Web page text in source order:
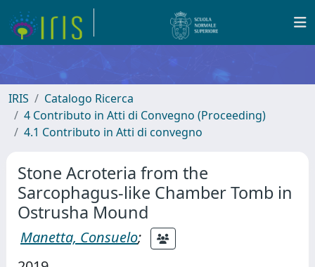
IRIS
Catalogo Ricerca
4 Contributo in Atti di Convegno (Proceeding)
4.1 Contributo in Atti di convegno
Stone Acroteria from the
Sarcophagus-like Chamber Tomb in
Ostrusha Mound
Manetta, Consuelo;